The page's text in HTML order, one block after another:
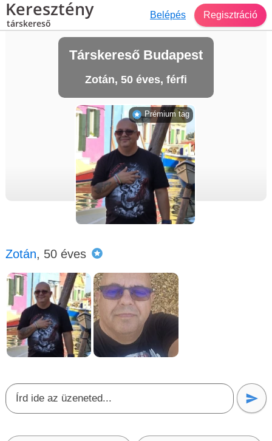
Keresztény
társkereső
Belépés Regisztráció
Társkereső Budapest
Zotán, 50 éves, férfi
Zotán, 50 éves
Prémium tag